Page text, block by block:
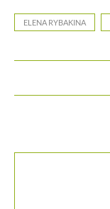
ELENA RYBAKINA